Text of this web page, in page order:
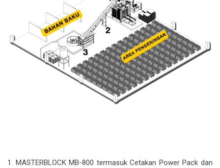
1. MASTERBLOCK MB-800 termasuk Cetakan Power Pack dan